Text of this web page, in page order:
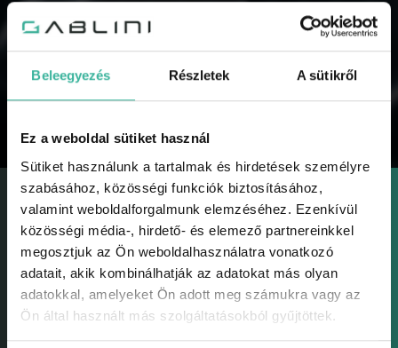
Beleegyezés Részletek A sütikről
Ez a weboldal sütiket használ
Sütiket használunk a tartalmak és hirdetések személyre
szabásához, közösségi funkciók biztosításához,
valamint weboldalforgalmunk elemzéséhez. Ezenkívül
közösségi média-, hirdető- és elemező partnereinkkel
megosztjuk az Ön weboldalhasználatra vonatkozó
adatait, akik kombinálhatják az adatokat más olyan
adatokkal, amelyeket Ön adott meg számukra vagy az
Ön által használt más szolgáltatásokból gyűjtöttek.
KÜLDÉS
GABLINI
Gablini
Környezetvédelem